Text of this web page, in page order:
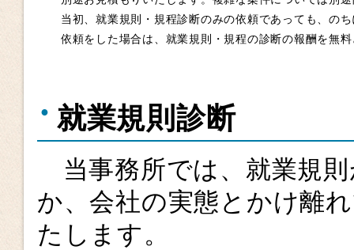
当初、就業規則・規程診断のみの依頼であっても、の
依頼をした場合は、就業規則・規程の診断の報酬を無
就業規則診断
当事務所では、就業規
か、会社の実態とかけ離
たします。